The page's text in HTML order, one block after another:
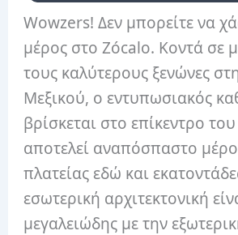
Wowzers! Δεν μπορείτε να
μέρος στο Zócalo. Κοντά σε
τους καλύτερους ξενώνες
Μεξικού, ο εντυπωσιακός
βρίσκεται στο επίκεντρο
αποτελεί αναπόσπαστο
πλατείας εδώ και
εσωτερική αρχιτεκτονική
μεγαλειώδης με την